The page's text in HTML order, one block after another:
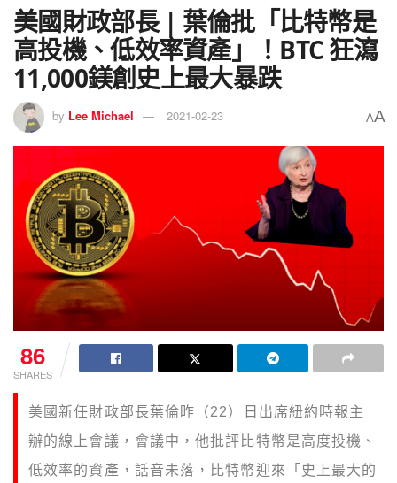
美國財政部長 | 葉倫批「比特幣是
高投機、低效率資產」！BTC 狂瀉
11,000鎂創史上最大暴跌
by Lee Michael 2021-02-23 AA
86
SHARES
美國新任財政部長葉倫昨（22）日出席紐約時報主
辦的線上會議，會議中，他批評比特幣是高度投機、
低效率的資產，話音未落，比特幣迎來「史上最大的